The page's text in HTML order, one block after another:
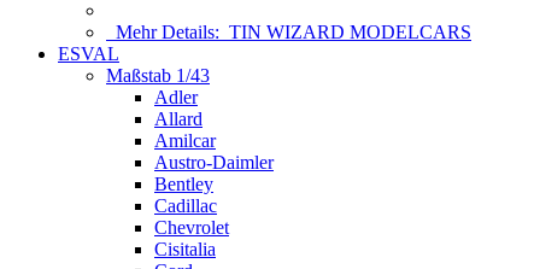
Mehr Details: TIN WIZARD MODELCARS
ESVAL
Maßstab 1/43
Adler
Allard
Amilcar
Austro-Daimler
Bentley
Cadillac
Chevrolet
Cisitalia